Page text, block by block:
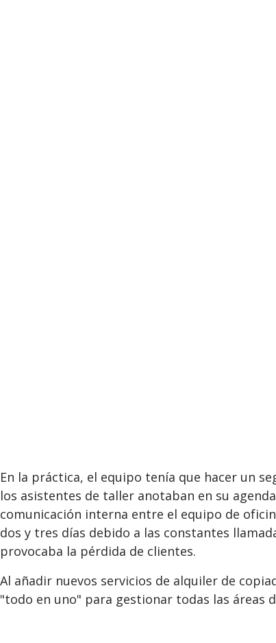
En la práctica, el equipo tenía que hacer un
los asistentes de taller anotaban en su
comunicación interna entre el equipo de
dos y tres días debido a las constantes
provocaba la pérdida de clientes.
Al añadir nuevos servicios de alquiler de
"todo en uno" para gestionar todas las áreas